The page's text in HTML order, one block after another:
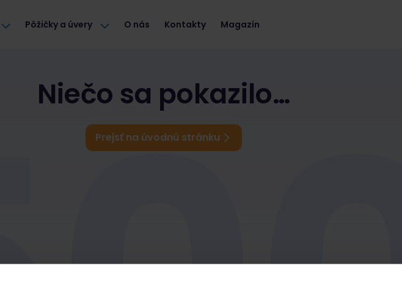
Pôžičky a úvery O nás Kontakty Magazín
Niečo sa pokazilo…
Prejsť na úvodnú stránku